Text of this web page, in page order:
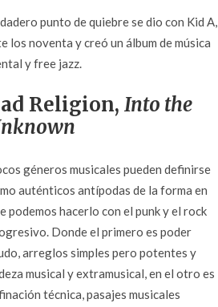
punto de quiebre se dio con Kid A,
noventa y creó un álbum de música
y free jazz.
Religion, Into the
géneros musicales pueden definirse
auténticos antípodas de la forma en
podemos hacerlo con el punk y el rock
Donde el primero es poder
arreglos simples pero potentes y
musical y extramusical, en el otro es
técnica, pasajes musicales